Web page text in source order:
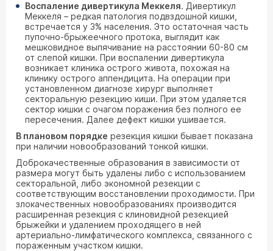
Воспаление дивертикула Меккеля. Дивертикул
Меккеля – редкая патология подвздошной кишки,
встречается у 3% населения. Это остаточная часть
пупочно-брыжеечного протока, выглядит как
мешковидное выпячивание на расстоянии 60-80 см
от слепой кишки. При воспалении дивертикула
возникает клиника острого живота, похожая на
клинику острого аппендицита. На операции при
установленном диагнозе хирург выполняет
секторальную резекцию киши. При этом удаляется
сектор кишки с очагом поражения без полного ее
пересечения. Далее дефект кишки ушивается.
В плановом порядке резекция кишки бывает показана
при наличии новообразований тонкой кишки.
Доброкачественные образования в зависимости от
размера могут быть удалены либо с использованием
секторальной, либо экономной резекции с
соответствующим восстановлении проходимости. При
злокачественных новообразованиях производится
расширенная резекция с клиновидной резекцией
брыжейки и удалением проходящего в ней
артериально-лимфатического комплекса, связанного с
пораженным участком кишки.